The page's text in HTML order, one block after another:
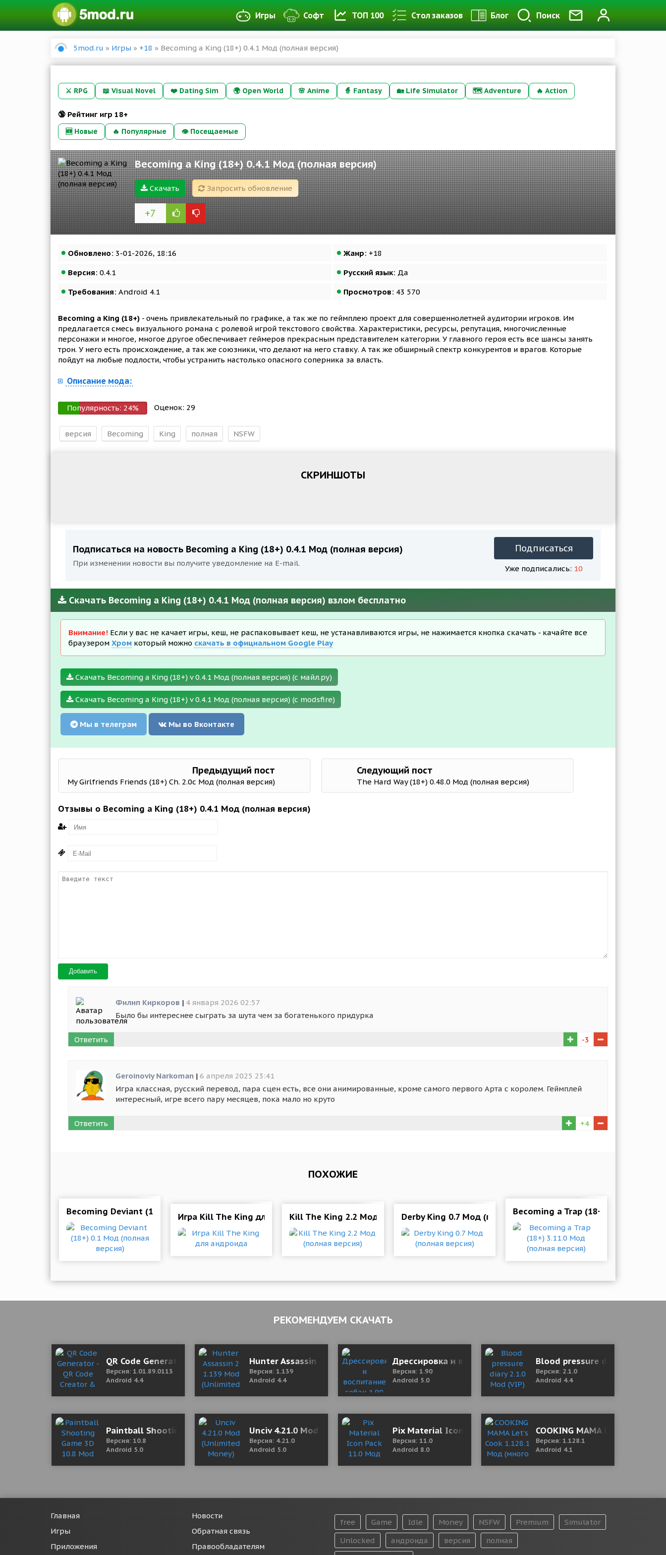
Игры Софт ТОП 100 Стол заказов Блог Поиск
5mod.ru » Игры » +18 » Becoming a King (18+) 0.4.1 Мод (полная версия)
⚔️ RPG 📖 Visual Novel ❤️ Dating Sim 🌍 Open World 🌸 Anime 🧙 Fantasy 🏡 Life Simulator 🗺️ Adventure 🔥 Action
🔞 Рейтинг игр 18+
🆕 Новые 🔥 Популярные 👁 Посещаемые
Becoming a King (18+) 0.4.1 Мод (полная версия)
Скачать Запросить обновление
+7
Обновлено: 3-01-2026, 18:16 Жанр: +18
Версия: 0.4.1 Русский язык: Да
Требования: Android 4.1 Просмотров: 43 570
Becoming a King (18+) - очень привлекательный по графике, а так же по геймплею проект для совершеннолетней аудитории игроков. Им
предлагается смесь визуального романа с ролевой игрой текстового свойства. Характеристики, ресурсы, репутация, многочисленные
персонажи и многое, многое другое обеспечивает геймеров прекрасным представителем категории. У главного героя есть все шансы занять
трон. У него есть происхождение, а так же союзники, что делают на него ставку. А так же обширный спектр конкурентов и врагов. Которые
пойдут на любые подлости, чтобы устранить настолько опасного соперника за власть.
Описание мода:
Популярность: 24% Оценок: 29
версия Becoming King полная NSFW
СКРИНШОТЫ
Подписаться на новость Becoming a King (18+) 0.4.1 Мод (полная версия)
При изменении новости вы получите уведомление на E-mail.
Подписаться
Уже подписались: 10
Скачать Becoming a King (18+) 0.4.1 Мод (полная версия) взлом бесплатно
Внимание! Если у вас не качает игры, кеш, не распаковывает кеш, не устанавливаются игры, не нажимается кнопка скачать - качайте все
браузером Хром который можно скачать в официальном Google Play
Скачать Becoming a King (18+) v 0.4.1 Мод (полная версия) (с майл.ру)
Скачать Becoming a King (18+) v 0.4.1 Мод (полная версия) (с modsfire)
Мы в телеграм Мы во Вконтакте
Предыдущий пост
My Girlfriends Friends (18+) Ch. 2.0c Мод (полная версия)
Следующий пост
The Hard Way (18+) 0.48.0 Мод (полная версия)
Отзывы о Becoming a King (18+) 0.4.1 Мод (полная версия)
Добавить
Филип Киркоров | 4 января 2026 02:57
Было бы интереснее сыграть за шута чем за богатенького придурка
Ответить -3
Geroinoviy Narkoman | 6 апреля 2025 23:41
Игра классная, русский перевод, пара сцен есть, все они анимированные, кроме самого первого Арта с королем. Геймплей
интересный, игре всего пару месяцев, пока мало но круто
Ответить +4
ПОХОЖИЕ
Becoming Deviant (18+) 0.1 Мод (полная версия)
Игра Kill The King для андроидаKill The King 2.2 Мод (полная версия)Derby King 0.7 Мод (полная версия)Becoming a Trap (18+) 3.11.0 Мод
РЕКОМЕНДУЕМ СКАЧАТЬ
QR Code Generator - QR Code Creator & QR Maker 1.01.89.0113 Mod (VIP)
Версия: 1.01.89.0113
Android 4.4
Hunter Assassin 2 1.139 Mod (Unlimited Money)
Версия: 1.139
Android 4.4
Дрессировка и воспитание собак 1.90 Mod (Premium)
Версия: 1.90
Android 5.0
Blood pressure diary 2.1.0
Версия: 2.1.0
Android 4.4
Paintball Shooting Game 3D 10.8 Mod (Unlimited Money/Weapon)
Версия: 10.8
Android 5.0
Unciv 4.21.0 Mod (Unlimited Money)
Версия: 4.21.0
Android 5.0
Pix Material Icon Pack 11.0 Мод (полная версия)
Версия: 11.0
Android 8.0
COOKING MAMA Let's Cook
Версия: 1.128.1
Android 4.1
Главная
Игры
Приложения
Новости
Обратная связь
Правообладателям
free Game Idle Money NSFW Premium
Simulator
Unlocked
андроида версия
полная